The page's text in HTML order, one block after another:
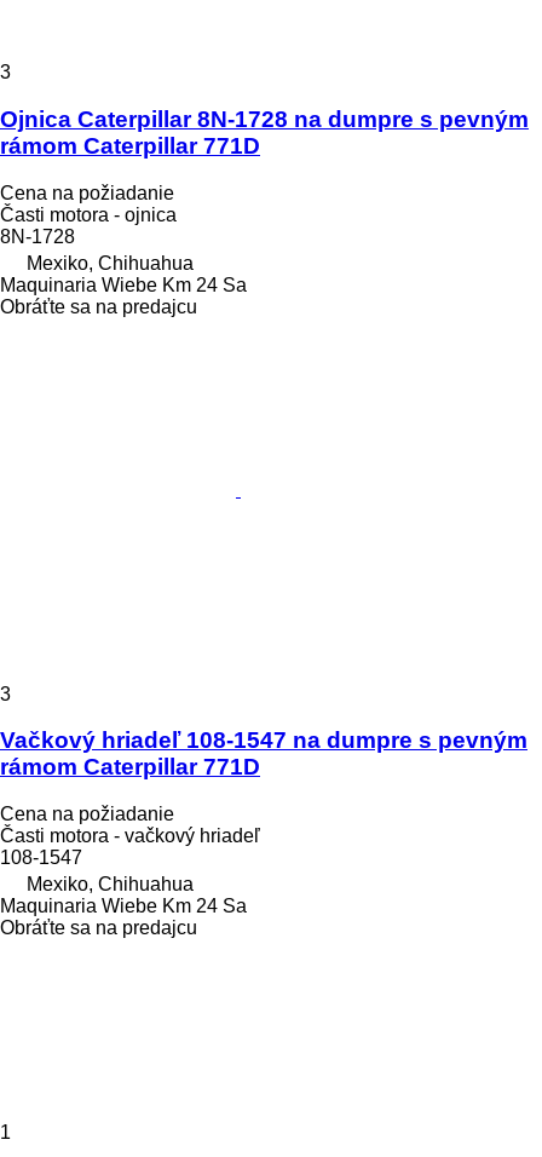
3
Ojnica Caterpillar 8N-1728 na dumpre s pevným
rámom Caterpillar 771D
Cena na požiadanie
Časti motora - ojnica
8N-1728
Mexiko, Chihuahua
Maquinaria Wiebe Km 24 Sa
Obráťte sa na predajcu
3
Vačkový hriadeľ 108-1547 na dumpre s pevným
rámom Caterpillar 771D
Cena na požiadanie
Časti motora - vačkový hriadeľ
108-1547
Mexiko, Chihuahua
Maquinaria Wiebe Km 24 Sa
Obráťte sa na predajcu
1